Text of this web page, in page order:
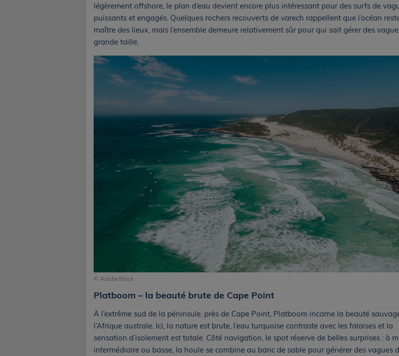
légèrement offshore, le plan d’eau devient encore plus intéressant pour des surfs de
puissants et engagés. Quelques rochers recouverts de varech rappellent que l’océan
maître des lieux, mais l’ensemble demeure relativement sûr pour qui sait gérer des
grande taille.
© AdobeStock
Platboom – la beauté brute de Cape Point
À l’extrême sud de la péninsule, près de Cape Point, Platboom incarne la beauté
l’Afrique australe. Ici, la nature est brute, l’eau turquoise contraste avec les falaises et la
sensation d’isolement est totale. Côté navigation, le spot réserve de belles surprises : à
intermédiaire ou basse, la houle se combine au banc de sable pour générer des vagues